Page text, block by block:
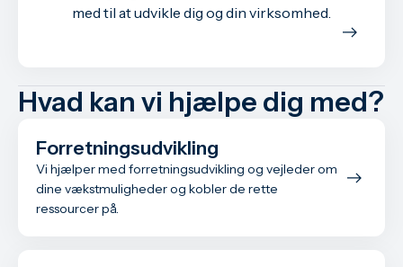
med til at udvikle dig og din virksomhed.
Hvad kan vi hjælpe dig med?
Forretnings­udvikling
Vi hjælper med forretnings­udvikling og vejleder om
dine vækstmuligheder og kobler de rette
ressourcer på.